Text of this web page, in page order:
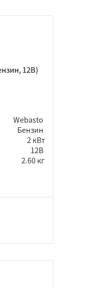
12В)
Webasto
Бензин
2 кВт
12В
2.60 кг